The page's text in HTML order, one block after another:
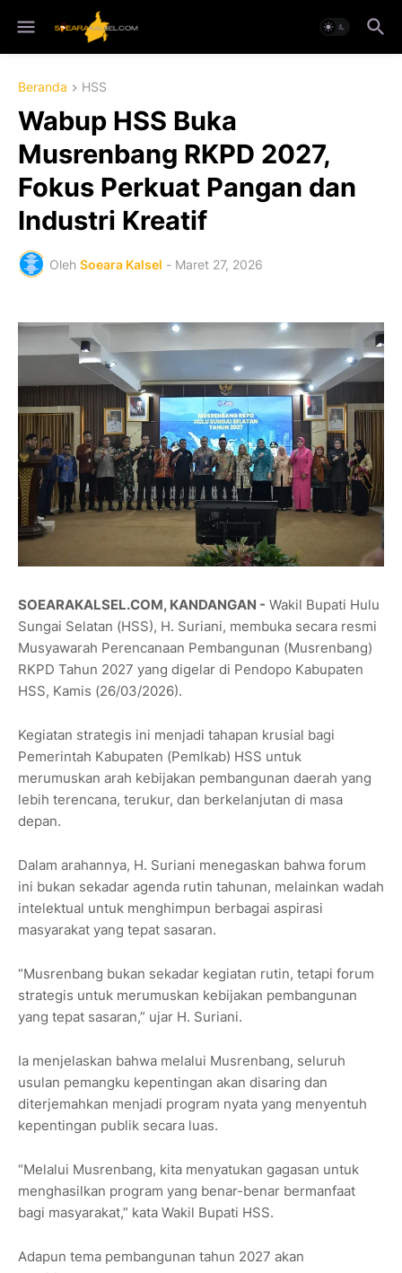
Beranda HSS
Wabup HSS Buka
Musrenbang RKPD 2027,
Fokus Perkuat Pangan dan
Industri Kreatif
Oleh Soeara Kalsel - Maret 27, 2026
SOEARAKALSEL.COM, KANDANGAN - Wakil Bupati Hulu
Sungai Selatan (HSS), H. Suriani, membuka secara resmi
Musyawarah Perencanaan Pembangunan (Musrenbang)
RKPD Tahun 2027 yang digelar di Pendopo Kabupaten
HSS, Kamis (26/03/2026).
Kegiatan strategis ini menjadi tahapan krusial bagi
Pemerintah Kabupaten (Pemlkab) HSS untuk
merumuskan arah kebijakan pembangunan daerah yang
lebih terencana, terukur, dan berkelanjutan di masa
depan.
Dalam arahannya, H. Suriani menegaskan bahwa forum
ini bukan sekadar agenda rutin tahunan, melainkan wadah
intelektual untuk menghimpun berbagai aspirasi
masyarakat yang tepat sasaran.
“Musrenbang bukan sekadar kegiatan rutin, tetapi forum
strategis untuk merumuskan kebijakan pembangunan
yang tepat sasaran,” ujar H. Suriani.
Ia menjelaskan bahwa melalui Musrenbang, seluruh
usulan pemangku kepentingan akan disaring dan
diterjemahkan menjadi program nyata yang menyentuh
kepentingan publik secara luas.
“Melalui Musrenbang, kita menyatukan gagasan untuk
menghasilkan program yang benar-benar bermanfaat
bagi masyarakat,” kata Wakil Bupati HSS.
Adapun tema pembangunan tahun 2027 akan